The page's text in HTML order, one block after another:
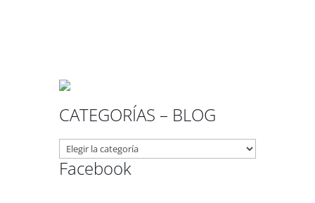
CATEGORÍAS – BLOG
CATEGORÍAS
–
BLOG
Facebook